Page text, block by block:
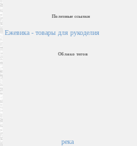
Полезные ссылки
Ежевика - товары для рукоделия
Облако тегов
река